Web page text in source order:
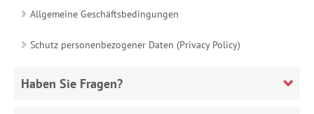
Allgemeine Geschäftsbedingungen
Schutz personenbezogener Daten (Privacy Policy)
Haben Sie Fragen?